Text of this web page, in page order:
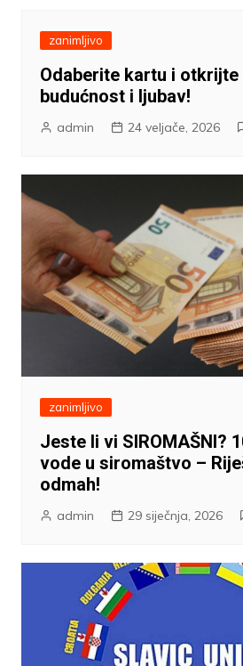
zanimljivo
Odaberite kartu i otkrijte
budućnost i ljubav!
admin 24 veljače, 2026
zanimljivo
Jeste li vi SIROMAŠNI?
vode u siromaštvo –
odmah!
admin 29 siječnja, 2026